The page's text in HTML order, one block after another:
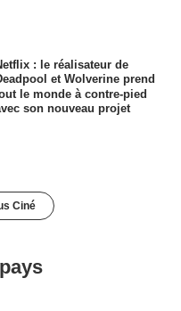
: le réalisateur de
et Wolverine prend
le monde à contre-pied
son nouveau projet
Ciné